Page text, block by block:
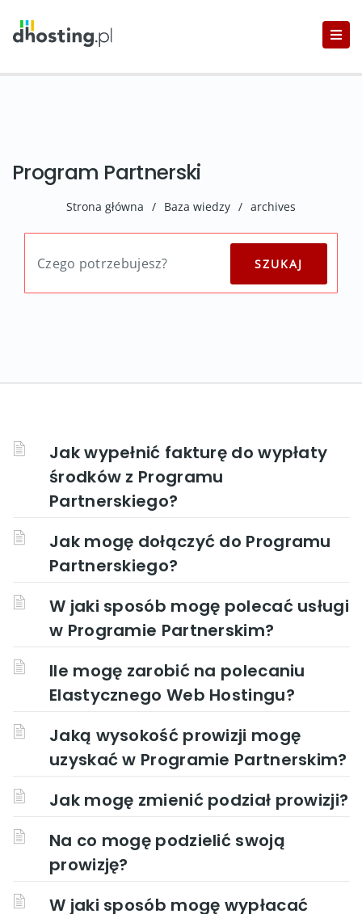
Program Partnerski
Strona główna / Baza wiedzy / archives
Jak wypełnić fakturę do wypłaty
środków z Programu
Partnerskiego?
Jak mogę dołączyć do Programu
Partnerskiego?
W jaki sposób mogę polecać usługi
w Programie Partnerskim?
Ile mogę zarobić na polecaniu
Elastycznego Web Hostingu?
Jaką wysokość prowizji mogę
uzyskać w Programie Partnerskim?
Jak mogę zmienić podział prowizji?
Na co mogę podzielić swoją
prowizję?
W jaki sposób mogę wypłacać